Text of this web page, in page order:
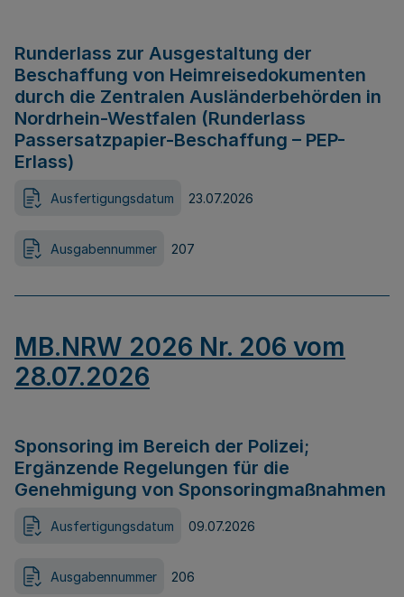
Runderlass zur Ausgestaltung der
Beschaffung von Heimreisedokumenten
durch die Zentralen Ausländerbehörden in
Nordrhein-Westfalen (Runderlass
Passersatzpapier-Beschaffung – PEP-
Erlass)
Ausfertigungsdatum 23.07.2026
Ausgabennummer 207
MB.NRW 2026 Nr. 206 vom
28.07.2026
Sponsoring im Bereich der Polizei;
Ergänzende Regelungen für die
Genehmigung von Sponsoringmaßnahmen
Ausfertigungsdatum 09.07.2026
Ausgabennummer 206